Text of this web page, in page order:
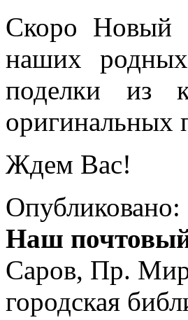
Скоро Новый
наших
поделки из
оригинальных
Ждем Вас!
Наш
Саров, Пр.
городская